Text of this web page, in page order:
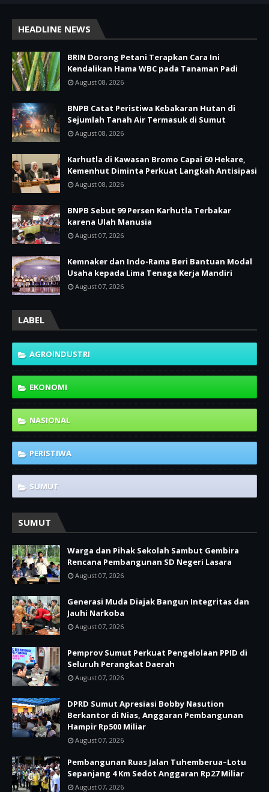
HEADLINE NEWS
BRIN Dorong Petani Terapkan Cara Ini
Kendalikan Hama WBC pada Tanaman Padi
August 08, 2026
BNPB Catat Peristiwa Kebakaran Hutan di
Sejumlah Tanah Air Termasuk di Sumut
August 08, 2026
Karhutla di Kawasan Bromo Capai 60 Hekare,
Kemenhut Diminta Perkuat Langkah Antisipasi
August 08, 2026
BNPB Sebut 99 Persen Karhutla Terbakar
karena Ulah Manusia
August 07, 2026
Kemnaker dan Indo-Rama Beri Bantuan Modal
Usaha kepada Lima Tenaga Kerja Mandiri
August 07, 2026
LABEL
AGROINDUSTRI
EKONOMI
NASIONAL
PERISTIWA
SUMUT
SUMUT
Warga dan Pihak Sekolah Sambut Gembira
Rencana Pembangunan SD Negeri Lasara
August 07, 2026
Generasi Muda Diajak Bangun Integritas dan
Jauhi Narkoba
August 07, 2026
Pemprov Sumut Perkuat Pengelolaan PPID di
Seluruh Perangkat Daerah
August 07, 2026
DPRD Sumut Apresiasi Bobby Nasution
Berkantor di Nias, Anggaran Pembangunan
Hampir Rp500 Miliar
August 07, 2026
Pembangunan Ruas Jalan Tuhemberua–Lotu
Sepanjang 4 Km Sedot Anggaran Rp27 Miliar
August 07, 2026